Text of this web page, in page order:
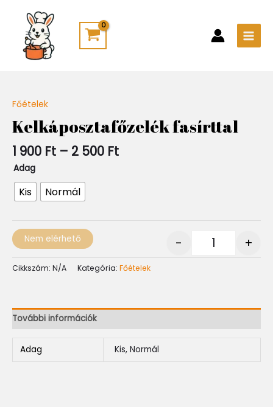
content
Főételek
Kelkáposztafőzelék fasírttal
1 900 Ft – 2 500 Ft
1
900 Ft
-
2
Adag
Kis Normál
- +
Nem elérhető
Cikkszám: N/A Kategória: Főételek
További információk
Adag Kis, Normál